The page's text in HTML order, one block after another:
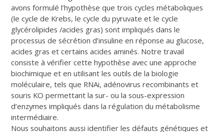
avons formulé l’hypothèse que trois cycles métaboliques
(le cycle de Krebs, le cycle du pyruvate et le cycle
glycérolipides /acides gras) sont impliqués dans le
processus de sécrétion d’insuline en réponse au glucose,
acides gras et certains acides aminés. Notre travail
consiste à vérifier cette hypothèse avec une approche
biochimique et en utilisant les outils de la biologie
moléculaire, tels que RNAi, adénovirus recombinants et
souris KO permettant la sur- ou la sous-expression
d’enzymes impliqués dans la régulation du métabolisme
intermédiaire.
Nous souhaitons aussi identifier les défauts génétiques et